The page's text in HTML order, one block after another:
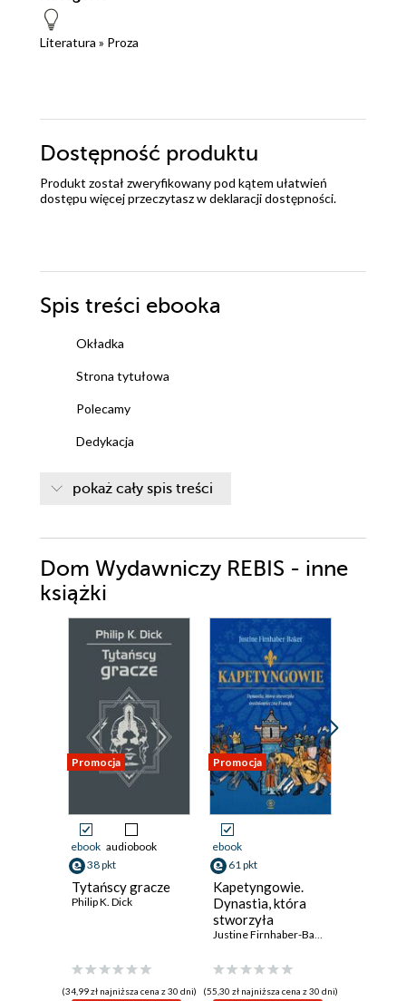
Literatura » Proza
Dostępność produktu
Produkt został zweryfikowany pod kątem ułatwień
dostępu więcej przeczytasz wdeklaracji dostępności.
Spis treści ebooka
Okładka
Strona tytułowa
Polecamy
Dedykacja
Rozdział 2
Rozdział 3
Rozdział 4
Rozdział 5
Rozdział 6
Rozdział 7
Rozdział 8
Rozdział 9
Rozdział 11
Rozdział 12
Rozdział 13
Strona redakcyjna
pokaż cały spis treści
Dom Wydawniczy REBIS - inne
książki
Promocja
ebook audiobook
38 pkt
Tytańscy gracze
Philip K. Dick
(34,99 zł najniższa cena z 30 dni)
Promocja
ebook
61 pkt
Kapetyngowie.
Dynastia, która
stworzyła
średniowieczną
(55,30 zł najniższa cena z 30 dni)